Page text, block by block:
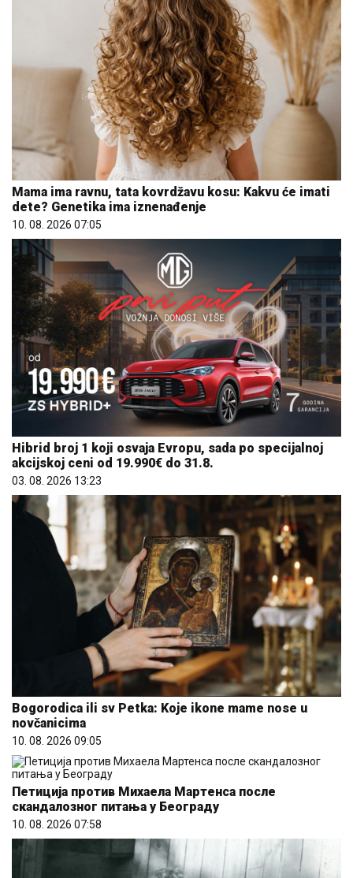
Mama ima ravnu, tata kovrdžavu kosu: Kakvu će imati
dete? Genetika ima iznenađenje
10. 08. 2026 07:05
Hibrid broj 1 koji osvaja Evropu, sada po specijalnoj
akcijskoj ceni od 19.990€ do 31.8.
03. 08. 2026 13:23
Bogorodica ili sv Petka: Koje ikone mame nose u
novčanicima
10. 08. 2026 09:05
Петиција против Михаела Мартенса после
скандалозног питања у Београду
10. 08. 2026 07:58